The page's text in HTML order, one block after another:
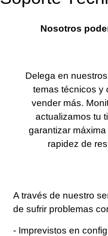
Nosotros
Delega en
temas técnicos y
vender más.
actualizamos tu
garantizar
rapidez de
A través de nuestro
de sufrir problemas
- Imprevistos en